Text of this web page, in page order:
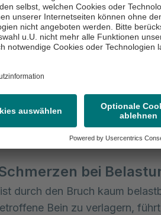
oder
Fällen kann der
oder Verformung des
wenn begleitende
an den Menisken vorliegen,
berichten häufig von einem
bei
durch den Bruch kaum
Bein zu verlagern,